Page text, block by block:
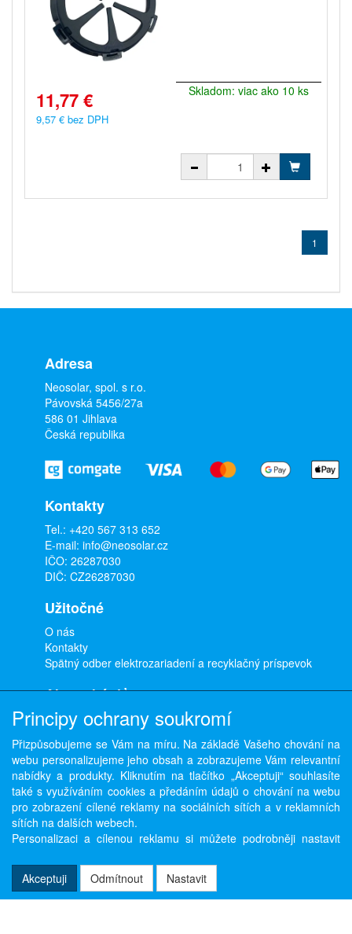
11,77 €
9,57 € bez DPH
Skladom: viac ako 10 ks
1
Adresa
Neosolar, spol. s r.o.
Pávovská 5456/27a
586 01 Jihlava
Česká republika
Kontakty
Tel.: +420 567 313 652
E-mail: info@neosolar.cz
IČO: 26287030
DIČ: CZ26287030
Užitočné
O nás
Kontakty
Spätný odber elektrozariadení a recyklačný príspevok
Ako nakúpiť
Doprava a platba
Obchodné podmienky
Ochrana osobných údajov
Odstúpenie od zmluvy
Copyright © ABRA Software a.s. 2026,
Principy ochrany soukromí
Přizpůsobujeme se Vám na míru. Na základě Vašeho chování na
webu personalizujeme jeho obsah a zobrazujeme Vám relevantní
nabídky a produkty. Kliknutím na tlačítko „Akceptuji“ souhlasíte
také s využíváním cookies a předáním údajů o chování na webu
pro zobrazení cílené reklamy na sociálních sítích a v reklamních
sítích na dalších webech.
Personalizaci a cílenou reklamu si můžete podrobněji nastavit
Akceptuji
Odmítnout Nastavit